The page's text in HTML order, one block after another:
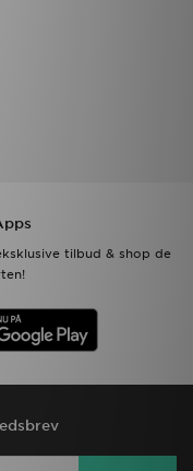
tilbud & shop de